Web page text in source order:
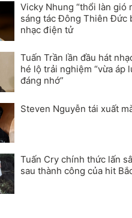
Vicky Nhung “thổi làn gió
sáng tác Đông Thiên Đức
nhạc điện tử
Tuấn Trần lần đầu hát
hé lộ trải nghiệm “vừa áp
đáng nhớ”
Steven Nguyễn tái xuất
Tuấn Cry chính thức lấn
sau thành công của hit